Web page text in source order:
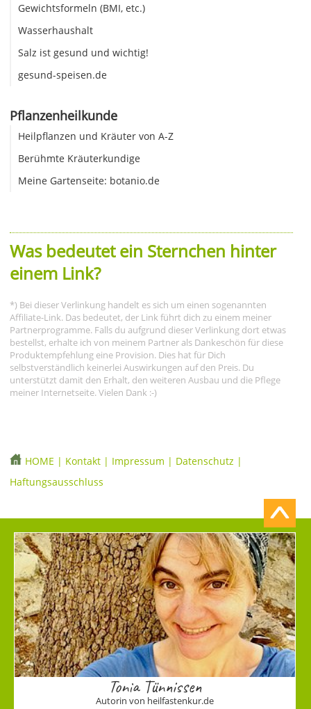
Gewichtsformeln (BMI, etc.)
Wasserhaushalt
Salz ist gesund und wichtig!
gesund-speisen.de
Pflanzenheilkunde
Heilpflanzen und Kräuter von A-Z
Berühmte Kräuterkundige
Meine Gartenseite: botanio.de
Was bedeutet ein Sternchen hinter
einem Link?
*) Bei dieser Verlinkung handelt es sich um einen sogenannten
Affiliate-Link. Das bedeutet, der Link führt dich zu einem meiner
Partnerprogramme. Falls du aufgrund dieser Verlinkung dort etwas
bestellst, erhalte ich von meinem Partner als Dankeschön für diese
Produktempfehlung eine Provision. Dies hat für Dich
selbstverständlich keinerlei Auswirkungen auf den Preis. Du
unterstützt damit den Erhalt, den weiteren Ausbau und die Pflege
meiner Internetseite. Vielen Dank :-)
HOME | Kontakt | Impressum | Datenschutz |
Haftungsausschluss
Tonia Tünnissen
Autorin von heilfastenkur.de